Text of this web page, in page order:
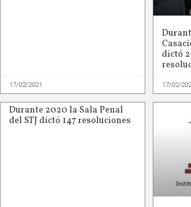
17/02/2021
dictó
17/02/
Durante 2020 la Sala Penal
del STJ dictó 147 resoluciones